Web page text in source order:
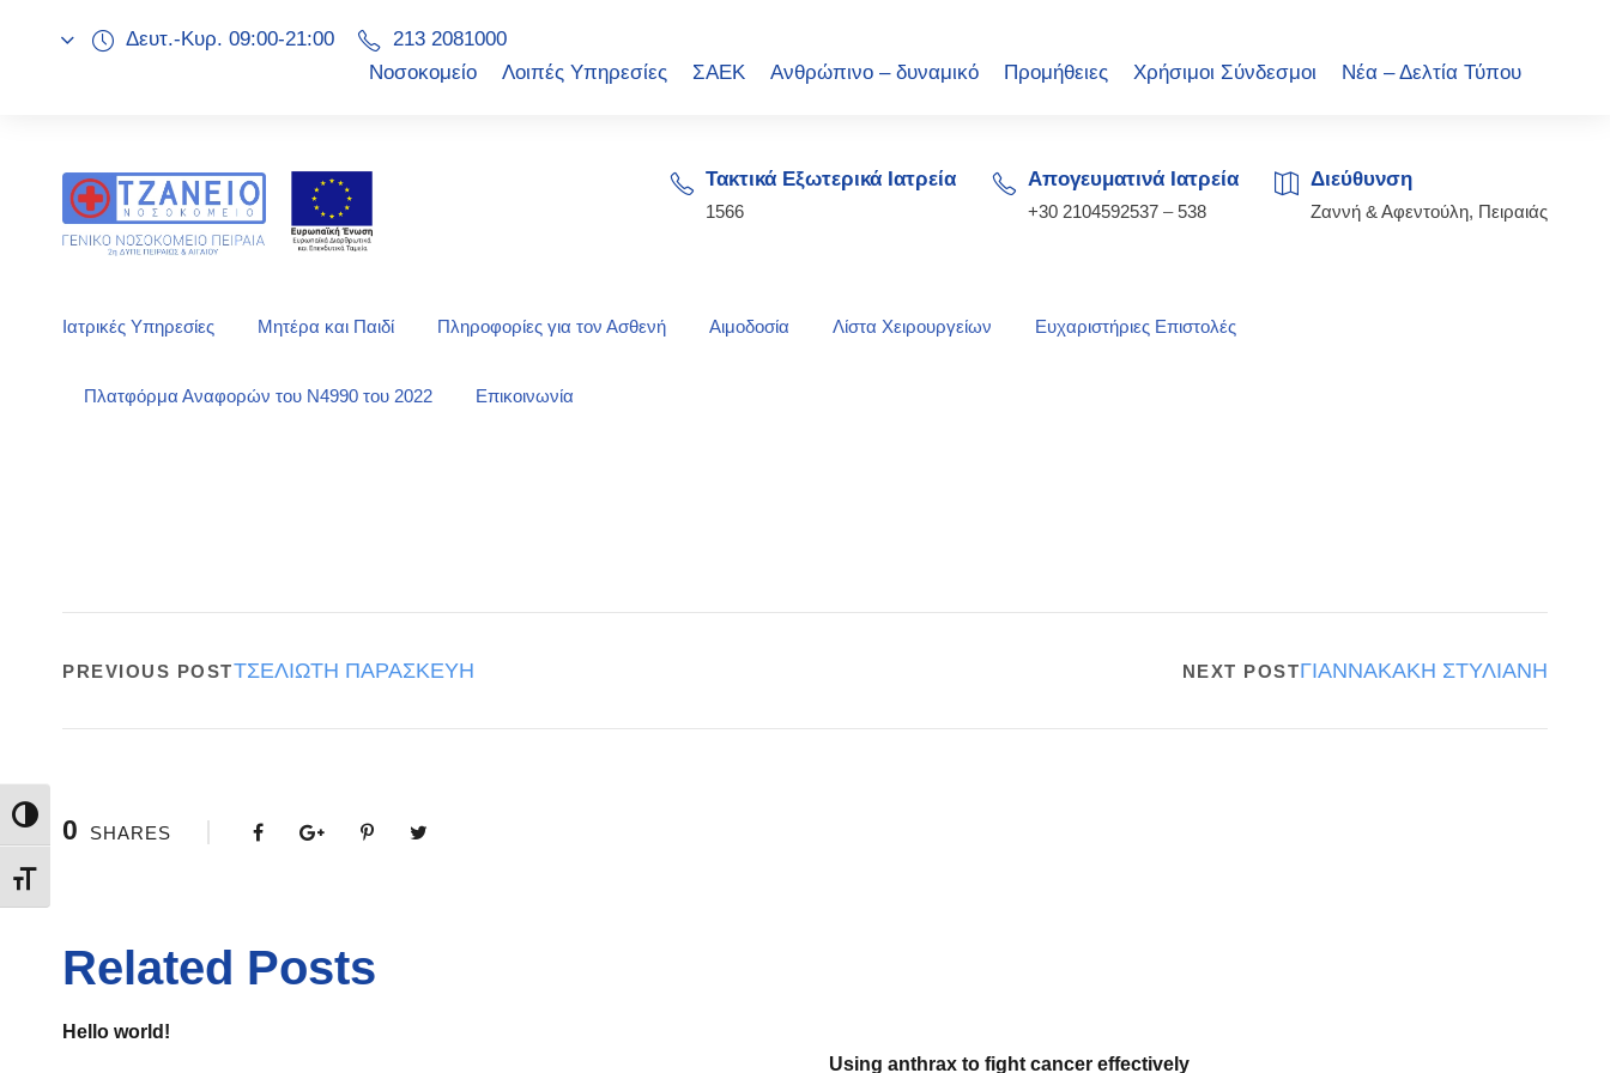
Εναλλαγή Υψηλής Αντίθεσης
Εναλλαγή Μεγέθους Γραμμάτων
Δευτ.-Κυρ. 09:00-21:00
213 2081000
Νοσοκομείο
Λοιπές Υπηρεσίες ΣΑΕΚ Ανθρώπινο – δυναμικό Προμήθειες Χρήσιμοι Σύνδεσμοι Νέα – Δελτία Τύπου
Τακτικά Εξωτερικά Ιατρεία
1566
Απογευματινά Ιατρεία
+30 2104592537 –538
Διεύθυνση
Ζαννή & Αφεντούλη, Πειραιάς
Ιατρικές Υπηρεσίες Μητέρα και Παιδί Πληροφορίες για τον Ασθενή Αιμοδοσία Λίστα Χειρουργείων Ευχαριστήριες Επιστολές
Πλατφόρμα Αναφορών του Ν4990 του 2022 Επικοινωνία
PREVIOUS POSTΤΣΕΛΙΩΤΗ ΠΑΡΑΣΚΕΥΗ NEXT POSTΓΙΑΝΝΑΚΑΚΗ ΣΤΥΛΙΑΝΗ
0 SHARES
Related Posts
Hello world!
Using anthrax to fight cancer effectively